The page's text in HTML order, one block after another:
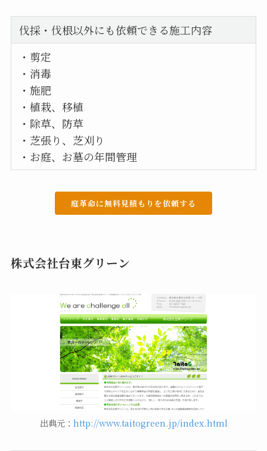
伐採・伐根以外にも依頼できる施工内容
・剪定
・消毒
・施肥
・植栽、移植
・除草、防草
・芝張り、芝刈り
・お庭、お墓の年間管理
庭革命に無料見積もりを依頼する
株式会社台東グリーン
出典元： http://www.taitogreen.jp/index.html